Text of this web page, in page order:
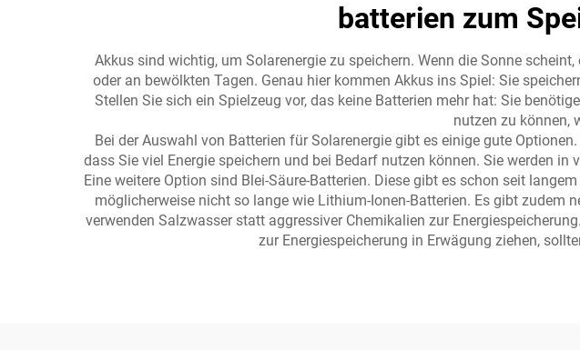
batterien zum
Akkus sind wichtig, um Solarenergie zu speichern. Wenn die Sonne
oder an bewölkten Tagen. Genau hier kommen Akkus ins Spiel: Sie
Stellen Sie sich ein Spielzeug vor, das keine Batterien mehr hat: Sie
nutzen zu können,
Bei der Auswahl von Batterien für Solarenergie gibt es einige gute
dass Sie viel Energie speichern und bei Bedarf nutzen können. Sie werden
Eine weitere Option sind Blei-Säure-Batterien. Diese gibt es schon seit
möglicherweise nicht so lange wie Lithium-Ionen-Batterien. Es gibt zudem
verwenden Salzwasser statt aggressiver Chemikalien zur
zur Energiespeicherung in Erwägung ziehen,